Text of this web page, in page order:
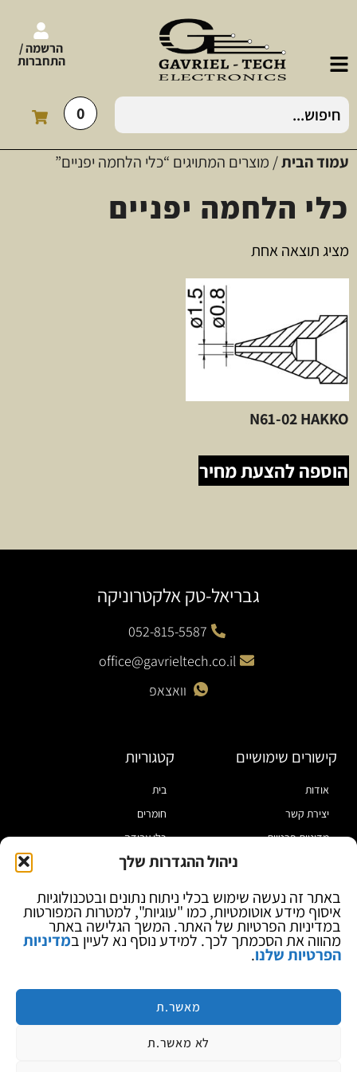
ניהול ההגדרות שלך
באתר זה נעשה שימוש בכלי ניתוח נתונים ובטכנולוגיות
איסוף מידע אוטומטיות, כמו "עוגיות", למטרות המפורטות
במדיניות הפרטיות של האתר. המשך הגלישה באתר
מהווה את הסכמתך לכך. למידע נוסף נא לעיין במדיניות
הפרטיות שלנו.
מאשר.ת
לא מאשר.ת
הרשמה /
התחברות
0
עמוד הבית/ מוצרים המתויגים “כלי הלחמה יפניים”
כלי הלחמה יפניים
מציג תוצאה אחת
N61-02 HAKKO
הוספה להצעת מחיר
גבריאל-טק אלקטרוניקה
052-815-5587
office@gavrieltech.co.il
וואצאפ
קישורים שימושיים
אודות
יצירת קשר
מדיניות פרטיות
בלוג
קטגוריות
בית
חומרים
כלי עבודה
מוצרי הלחמה
ספקי כח ומודדים
ציוד אופטי להגדלה
מותגים